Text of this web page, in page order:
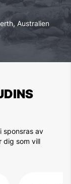
Australien
sponsras av
dig som vill